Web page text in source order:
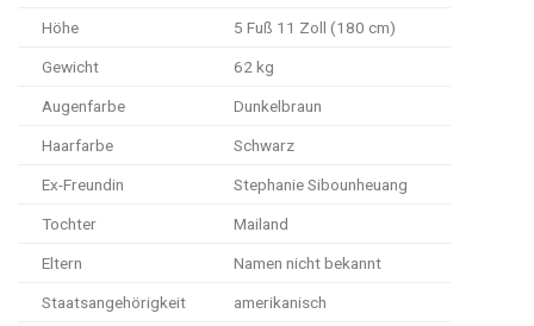
Höhe 5 Fuß 11 Zoll (180 cm)
Gewicht 62 kg
Augenfarbe Dunkelbraun
Haarfarbe Schwarz
Ex-Freundin Stephanie Sibounheuang
Tochter Mailand
Eltern Namen nicht bekannt
Staatsangehörigkeit amerikanisch